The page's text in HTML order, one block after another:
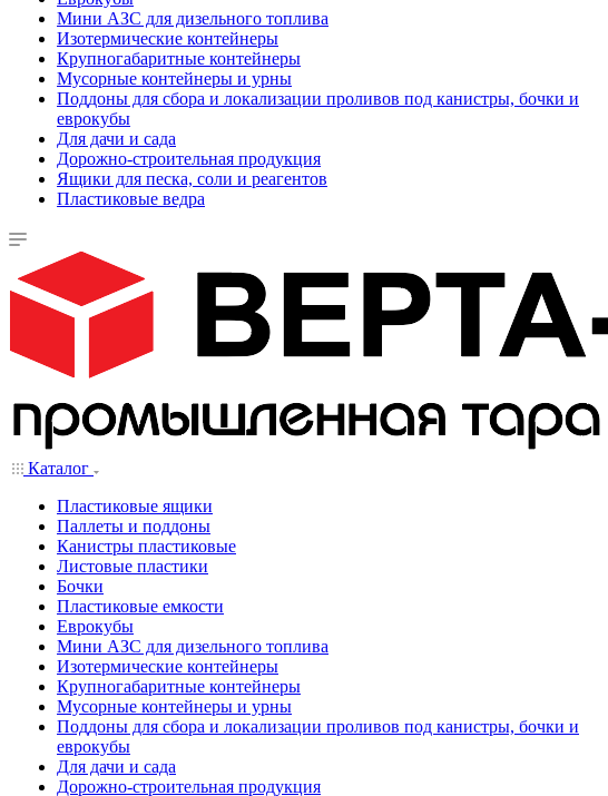
Мини АЗС для дизельного топлива
Изотермические контейнеры
Крупногабаритные контейнеры
Мусорные контейнеры и урны
Поддоны для сбора и локализации проливов под канистры, бочки и
еврокубы
Для дачи и сада
Дорожно-строительная продукция
Ящики для песка, соли и реагентов
Пластиковые ведра
Каталог
Пластиковые ящики
Паллеты и поддоны
Канистры пластиковые
Листовые пластики
Бочки
Пластиковые емкости
Еврокубы
Мини АЗС для дизельного топлива
Изотермические контейнеры
Крупногабаритные контейнеры
Мусорные контейнеры и урны
Поддоны для сбора и локализации проливов под канистры, бочки и
еврокубы
Для дачи и сада
Дорожно-строительная продукция